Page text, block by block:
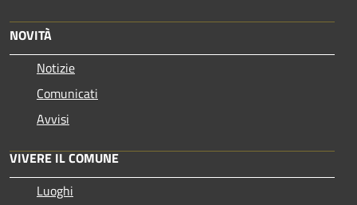
NOVITÀ
Notizie
Comunicati
Avvisi
VIVERE IL COMUNE
Luoghi